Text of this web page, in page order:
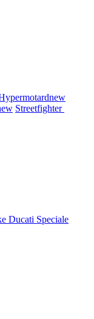
new
Streetfighter
Ducati Speciale